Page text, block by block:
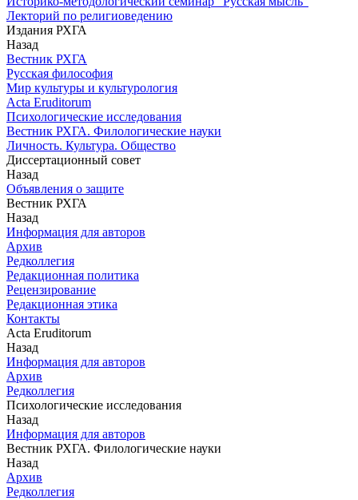
Лекторий по религиоведению
Издания РХГА
Назад
Вестник РХГА
Русская философия
Мир культуры и культурология
Acta Eruditorum
Психологические исследования
Вестник РХГА. Филологические науки
Личность. Культура. Общество
Диссертационный совет
Назад
Объявления о защите
Вестник РХГА
Назад
Информация для авторов
Архив
Редколлегия
Редакционная политика
Рецензирование
Редакционная этика
Контакты
Acta Eruditorum
Назад
Информация для авторов
Архив
Редколлегия
Психологические исследования
Назад
Информация для авторов
Вестник РХГА. Филологические науки
Назад
Архив
Редколлегия